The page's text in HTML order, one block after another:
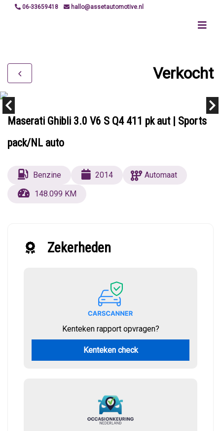
06-33659418 hallo@assetautomotive.nl
Verkocht
Maserati Ghibli 3.0 V6 S Q4 411 pk aut | Sports
pack/NL auto
Benzine 2014
Automaat
148.099 KM
Zekerheden
Kenteken rapport opvragen?
Kenteken check